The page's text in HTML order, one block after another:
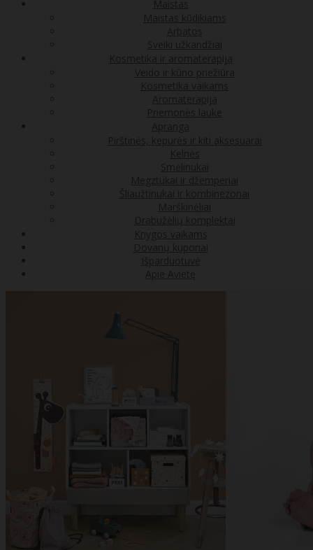
Maistas
Maistas kūdikiams
Arbatos
Sveiki užkandžiai
Kosmetika ir aromaterapija
Veido ir kūno priežiūra
Kosmetika vaikams
Aromaterapija
Priemonės lauke
Apranga
Pirštinės, kepurės ir kiti aksesuarai
Kelnės
Smėlinukai
Megztukai ir džemperiai
Šliaužtinukai ir kombinezonai
Marškinėliai
Drabužėlių komplektai
Knygos vaikams
Dovanų kuponai
Išparduotuvė
Apie Avietę